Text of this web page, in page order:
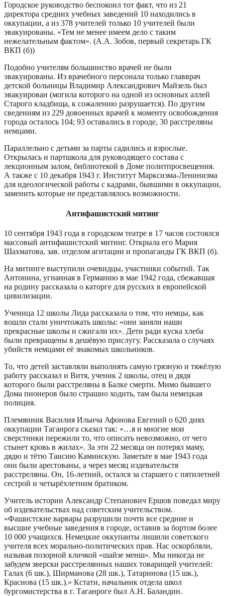
Городское руководство беспокоил тот факт, что из 21
директора средних учебных заведений 10 находились в
оккупации, а из 378 учителей только 10 учителей были
эвакуированы. «Тем не менее имеем дело с таким
нежелательным фактом». (А.А. Зобов, первый секретарь ГК
ВКП (б))
Подобно учителям большинство врачей не были
эвакуированы. Из врачебного персонала только главврач
детской больницы Владимир Александрович Майзель был
эвакуирован (могила которого на одной из основных аллей
Старого кладбища, к сожалению разрушается). По другим
сведениям из 229 довоенных врачей к моменту освобождения
города осталось 104; 93 оставались в городе, 30 расстреляны
немцами.
Параллельно с детьми за парты садились и взрослые.
Открылась и партшкола для руководящего состава с
лекционным залом, библиотекой в Доме политпросвещения.
А также с 10 декабря 1943 г. Институт Марксизма-Ленинизма
для идеологической работы с кадрами, бывшими в оккупации,
заменить которые не представлялось возможности.
Антифашистский митинг
10 сентября 1943 года в городском театре в 17 часов состоялся
массовый антифашистский митинг. Открыла его Мария
Шахматова, зав. отделом агитации и пропаганды ГК ВКП (б).
На митинге выступили очевидцы, участники событий. Так
Антонина, угнанная в Германию в мае 1942 года, сбежавшая
на родину рассказала о каторге для русских в европейской
цивилизации.
Ученица 12 школы Лида рассказала о том, что немцы, как
вошли стали уничтожать школы: «они заняли наши
прекрасные школы и сжигали их». Дети ради куска хлеба
были превращены в дешёвую прислугу. Рассказала о случаях
убийств немцами её знакомых школьников.
То, что детей заставляли выполнять самую грязную и тяжёлую
работу рассказал и Витя, ученик 2 школы, отец и дядя
которого были расстреляны в Балке смерти. Мимо бывшего
Дома пионеров было страшно ходить, там была немецкая
полиция.
Племянник Василия Ильича Афонова Евгений о 620 днях
оккупации Таганрога сказал так: «…я и многие мои
сверстники пережили то, что описать невозможно, от чего
стынет кровь в жилах». За эти 22 месяца он потерял маму,
дядю и тётю Таисию Каминскую. Заметьте в мае 1943 года
они были арестованы, а через месяц издевательств
расстреляны. Он, 16-летний, остался за старшего с пятилетней
сестрой и четырёхлетним братиком.
Учитель истории Александр Степанович Ершов поведал миру
об издевательствах над советским учительством.
«Фашистские варвары разрушили почти все средние и
высшие учебные заведения в городе, оставив за бортом более
10 000 учащихся. Немецкие оккупанты лишили советского
учителя всех морально-политических прав. Нас оскорбляли,
называя позорной кличкой «шайзе менш». Мы никогда не
забудем зверски расстрелянных наших товарищей учителей:
Галах (6 шк.), Ширманова (28 шк.), Татаринова (15 шк.),
Краснова (15 шк.).» Кстати, начальник отдела школ
бургомистерства в г. Таганроге был А.Н. Баландин.